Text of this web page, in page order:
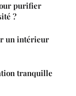
purifier
?
un intérieur
tranquille